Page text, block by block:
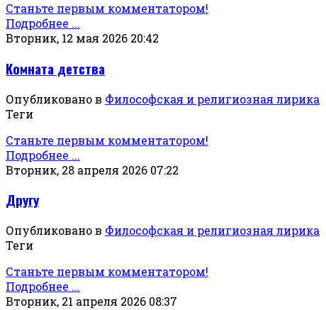
Станьте первым комментатором!
Подробнее ...
Вторник, 12 мая 2026 20:42
Комната детства
Опубликовано в Философская и религиозная лирика
Теги
Станьте первым комментатором!
Подробнее ...
Вторник, 28 апреля 2026 07:22
Другу
Опубликовано в Философская и религиозная лирика
Теги
Станьте первым комментатором!
Подробнее ...
Вторник, 21 апреля 2026 08:37